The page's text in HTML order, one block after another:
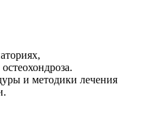
и методики лечения